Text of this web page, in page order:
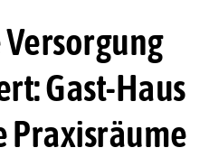
Gast-Haus
Praxisräume